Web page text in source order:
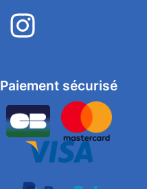
Paiement sécurisé